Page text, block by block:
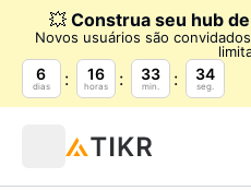
💥 Construa seu hub
Novos usuários são
6
dias
16
horas
33
min.
32
seg.